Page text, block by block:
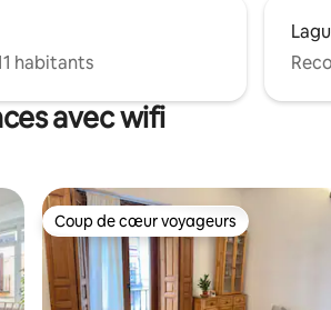
habitants
avec wifi
Coup de cœur voyageurs
Coup de cœur voyageurs